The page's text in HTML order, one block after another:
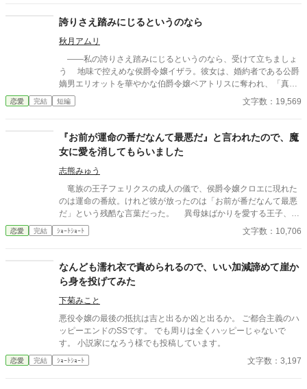
者・セドリック王子が、なぜか彼女に献身的な優しさを見せ、
「今度こそ、私が君を守る」と誓うのだ。 運命に抗う気力さえ
失った令嬢が、思いがけない波乱に巻き込まれていく。全てを諦
めたはずの人生で、彼女を待ち受ける未来とは──
誇りさえ踏みにじるというのなら
秋月アムリ
――私の誇りさえ踏みにじるというのなら、受けて立ちましょ
う 地味で控えめな侯爵令嬢イザラ。彼女は、婚約者である公爵
嫡男エリオットを華やかな伯爵令嬢ベアトリスに奪われ、「真実
の愛」を見つけたという身勝手な理由で一方的に婚約破棄を突き
つけられる。 ベアトリスからは地味で退屈な女と公然と蔑ま
侯爵家の誇りを守るため不当な破棄を断固として拒否。たった一
人で反撃の証拠集めを開始する。 彼女が助力を求めたのは、社
交界から距離を置き、冷徹と噂される辺境伯アレクシス。彼は、
イザラの持つ鋼のような意志と冷静な知性を見抜き、彼女の非公
式な協力者となる。 しかし、そんな彼女を待っていたのは「辺
境伯と不貞を働いている」という、さらに悪質な濡れ衣だった―
―
恋愛 完結 短編 文字数：19,569
『お前が運命の番だなんて最悪だ』と言われたので、魔
女に愛を消してもらいました
志熊みゅう
竜族の王子フェリクスの成人の儀で、侯爵令嬢クロエに現れた
のは運命の番紋。けれど彼が放ったのは「お前が番だなんて最悪
だ」という残酷な言葉だった。 異母妹ばかりを愛する王子、家
族に疎まれる日々に耐えきれなくなったクロエは、半地下に住む
魔女へ願う。「この愛を消してください」と。 恋も嫉妬も失
から使者が現れる。異母妹の魅了が暴かれ、王子は今さら真実の
愛を誓うが、クロエの心にはもう何も響かない。愛されなかった
令嬢と、愛を取り戻したい竜王子。番たちの行く末は――。
恋愛 完結 ｼｮｰﾄｼｮｰﾄ 文字数：10,706
なんども濡れ衣で責められるので、いい加減諦めて崖か
ら身を投げてみた
下菊みこと
悪役令嬢の最後の抵抗は吉と出るか凶と出るか。 ご都合主義のハ
ッピーエンドのSSです。 でも周りは全くハッピーじゃないで
す。 小説家になろう様でも投稿しています。
恋愛 完結 ｼｮｰﾄｼｮｰﾄ 文字数：3,197